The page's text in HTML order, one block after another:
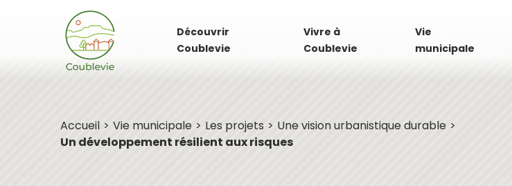
Découvrir
Coublevie
Vivre à
Coublevie
Vie
municipale
Accueil Vie municipale Les projets
Une vision urbanistique durable
Un développement résilient aux risques